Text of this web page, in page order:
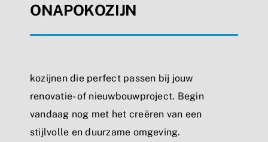
ONAPOKOZIJN
kozijnen die perfect passen bij jouw
renovatie- of nieuwbouwproject. Begin
vandaag nog met het creëren van een
stijlvolle en duurzame omgeving.